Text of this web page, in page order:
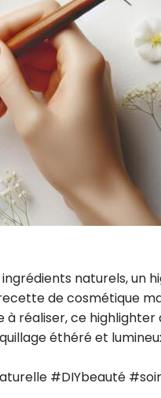
Vaiselle
DIVERS
Spécial
Insecticide
Autre
> Voir tout
BAIN ET
Gel douche
Savon
Huile de bain
Pain moussant
> Voir tout
naturels, un
de cosmétique
réaliser, ce
éthéré et
#DIYbeauté